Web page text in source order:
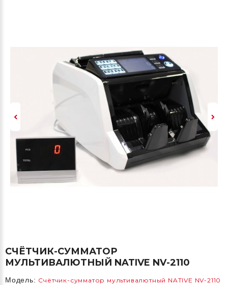
СЧЁТЧИК-СУММАТОР
МУЛЬТИВАЛЮТНЫЙ NATIVE NV-2110
Модель: Счётчик-сумматор мультивалютный NATIVE NV-2110